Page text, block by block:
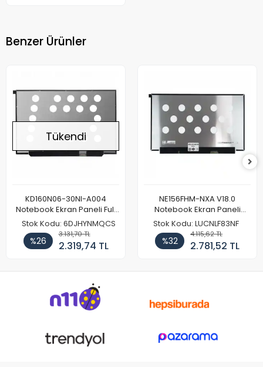
Benzer Ürünler
Tükendi
KD160N06-30NI-A004
Notebook Ekran Paneli Full
HD
Stok Kodu: 6DJHYNMQCS
%26
3.131,70 TL
2.319,74 TL
NE156FHM-NXA V18.0
Notebook Ekran Paneli
144Hz
Stok Kodu: LUCNLF83NF
%32
4.115,62 TL
2.781,52 TL